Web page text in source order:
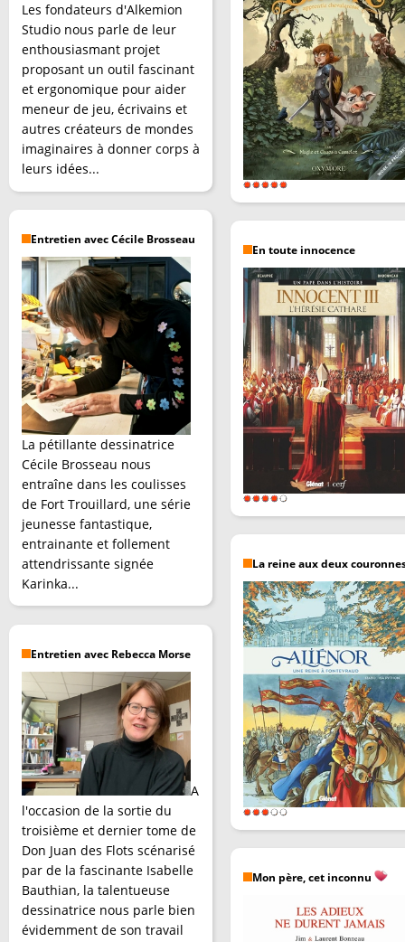
Les fondateurs d'Alkemion
Studio nous parle de leur
enthousiasmant projet
proposant un outil fascinant
et ergonomique pour aider
meneur de jeu, écrivains et
autres créateurs de mondes
imaginaires à donner corps à
leurs idées...
Entretien avec Cécile Brosseau
La pétillante dessinatrice
Cécile Brosseau nous
entraîne dans les coulisses
de Fort Trouillard, une série
jeunesse fantastique,
entrainante et follement
attendrissante signée
Karinka...
Entretien avec Rebecca Morse
A
l'occasion de la sortie du
troisième et dernier tome de
Don Juan des Flots scénarisé
par de la fascinante Isabelle
Bauthian, la talentueuse
dessinatrice nous parle bien
évidemment de son travail
En toute innocence
La reine aux deux
Mon père, cet inconnu